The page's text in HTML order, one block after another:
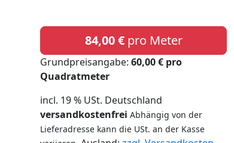
84,00 €pro Meter
Grundpreisangabe: 60,00 € pro
Quadratmeter
incl. 19 % USt. Deutschland
versandkostenfrei Abhängig von der
Lieferadresse kann die USt. an der Kasse